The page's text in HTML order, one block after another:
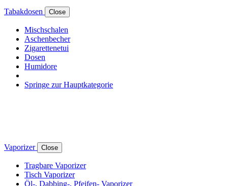
Tabakdosen Close
Mischschalen
Aschenbecher
Zigarettenetui
Dosen
Humidore
Springe zur Hauptkategorie
Vaporizer Close
Tragbare Vaporizer
Tisch Vaporizer
Öl-, Dabbing-, Pfeifen- Vaporizer